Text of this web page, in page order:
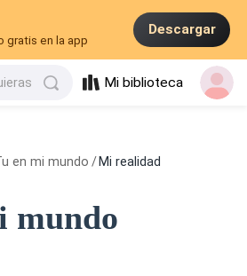
gratis en la app
Descargar
Mi biblioteca
en mi mundo / Mi realidad
mundo